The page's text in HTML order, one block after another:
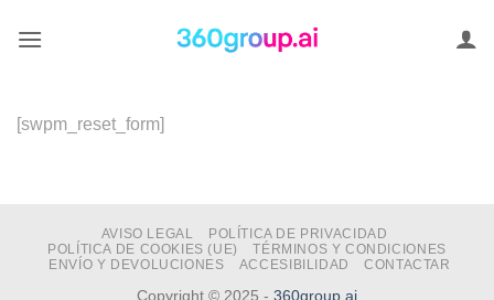
[swpm_reset_form]
AVISO LEGAL
POLÍTICA DE PRIVACIDAD
POLÍTICA DE COOKIES (UE)
TÉRMINOS Y CONDICIONES
ENVÍO Y DEVOLUCIONES
ACCESIBILIDAD CONTACTAR
Copyright © 2025 - 360group.ai